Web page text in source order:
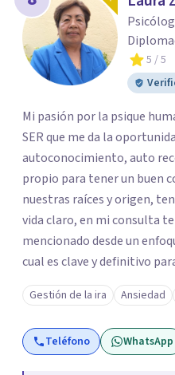
5 / 5
Mi pasión por la psique
SER que me da la
autoconocimiento, auto
propio para tener un buen
nuestras raíces y origen,
vida claro, en mi consulta
mencionado desde un
cual es clave y definitivo
mas llevadero y productivo.
a la problemática sugiero
psicoanalítico.
Gestión de la ira Ansiedad
Teléfono WhatsApp